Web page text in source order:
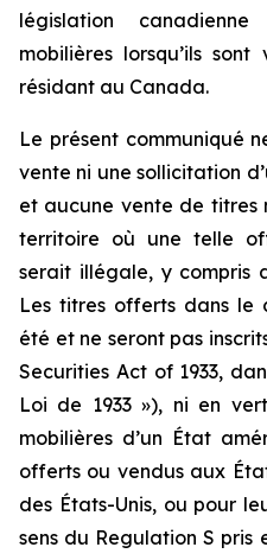
législation
mobilières lorsqu’ils
résidant au Canada.
Le présent communiqué
vente ni une sollicitation
et aucune vente de titres
territoire où une telle
serait illégale, y compris
Les titres offerts dans le
été et ne seront pas
Securities Act of 1933,
Loi de 1933 »), ni en
mobilières d’un État
offerts ou vendus aux
des États-Unis, ou pour
sens du Regulation S